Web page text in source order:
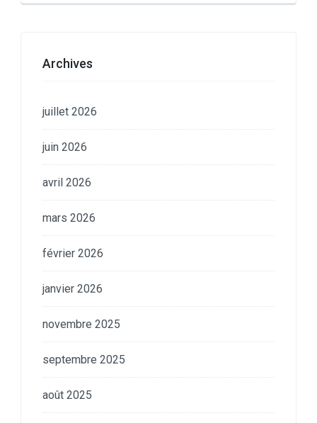
Archives
juillet 2026
juin 2026
avril 2026
mars 2026
février 2026
janvier 2026
novembre 2025
septembre 2025
août 2025